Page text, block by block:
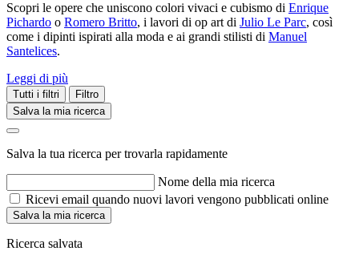
Scopri le opere che uniscono colori vivaci e cubismo di Enrique
Pichardo o Romero Britto, i lavori di op art di Julio Le Parc, così
come i dipinti ispirati alla moda e ai grandi stilisti di Manuel
Santelices.
Leggi di più
Tutti i filtri
Filtro
Salva la mia ricerca
Salva la tua ricerca per trovarla rapidamente
Nome della mia ricerca
Ricevi email quando nuovi lavori vengono pubblicati online
Salva la mia ricerca
Ricerca salvata